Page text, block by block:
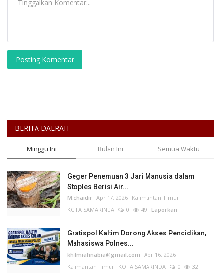
Posting Komentar
BERITA DAERAH
Minggu Ini Bulan Ini Semua Waktu
Geger Penemuan 3 Jari Manusia dalam
Stoples Berisi Air...
M.chaidir Apr 17, 2026 Kalimantan Timur
KOTA SAMARINDA
0 49 Laporkan
Gratispol Kaltim Dorong Akses Pendidikan,
Mahasiswa Polnes...
khilmiahnabia@gmail.com Apr 16, 2026
Kalimantan Timur KOTA SAMARINDA 0 32